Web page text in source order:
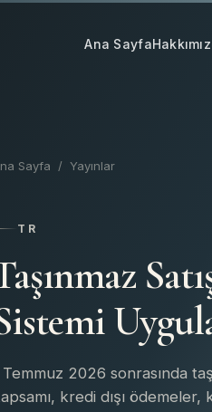
Ana Sayfa
Sayfa / Yayınlar
TR
Temmuz 2026 sonrasında
kredi dışı ödemeler,